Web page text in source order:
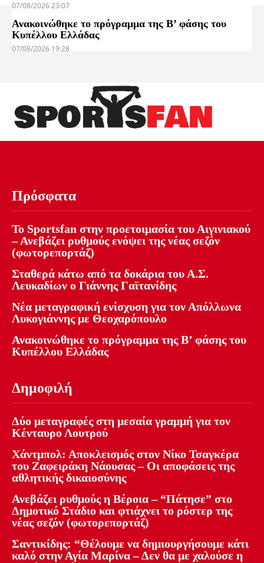
07/08/2026 23:07
Ανακοινώθηκε το πρόγραμμα της Β’ φάσης του
Κυπέλλου Ελλάδας
07/08/2026 19:28
Πρόσφατα
Το Sportsfan στην προετοιμασία του Αιγινιακού
– Ανεβάζει ρυθμούς ενόψει της νέας σεζόν
(φωτορεπορτάζ)
Σταθερά κάτω από τα δοκάρια του Α.Σ.
Λευκαδίων ο Γιάννης Γαϊτανίδης
Νέα μεταγραφική ενίσχυση για τον Απόλλωνα
Λυκογιάννης με Θεοχαρόπουλο
Ανακοινώθηκε το πρόγραμμα της Β’ φάσης του
Κυπέλλου Ελλάδας
Δημοφιλή
Δύο μεταγραφές στη μεσαία γραμμή για τον
Κένταυρο Λουτρού
Χάντμπολ: Αποκλεισμός στον Νίκο Τσαγκέρα
του Ζαφειράκη Νάουσας – Οι αποφάσεις της
αθλητικής δικαιοσύνης
Ανεβάζει ρυθμούς η Βέροια – “Πάτησε” στο
Δημοτικό Στάδιο και φτιάχνει το ρόστερ της
νέας σεζόν (φωτορεπορτάζ)
Σαντικίδης: “Θέλουμε να δημιουργήσουμε κάτι
καλό στην Αγία Μαρίνα – Δεν θα με χαλούσε η